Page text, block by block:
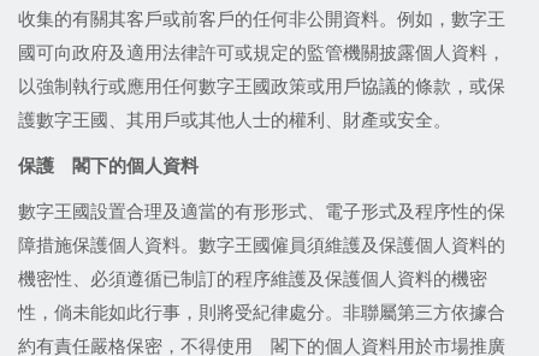
收集的有關其客戶或前客戶的任何非公開資料。例如，數字王
國可向政府及適用法律許可或規定的監管機關披露個人資料，
以強制執行或應用任何數字王國政策或用戶協議的條款，或保
護數字王國、其用戶或其他人士的權利、財產或安全。
保護
閣下的個人資料
數字王國設置合理及適當的有形形式、電子形式及程序性的保
障措施保護個人資料。數字王國僱員須維護及保護個人資料的
機密性、必須遵循已制訂的程序維護及保護個人資料的機密
性，倘未能如此行事，則將受紀律處分。非聯屬第三方依據合
約有責任嚴格保密，不得使用 閣下的個人資料用於市場推廣